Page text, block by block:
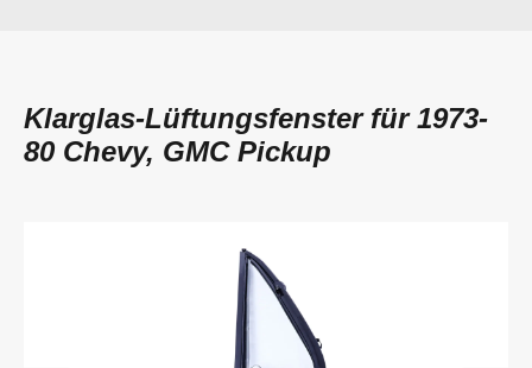
Klarglas-Lüftungsfenster für 1973-
80 Chevy, GMC Pickup